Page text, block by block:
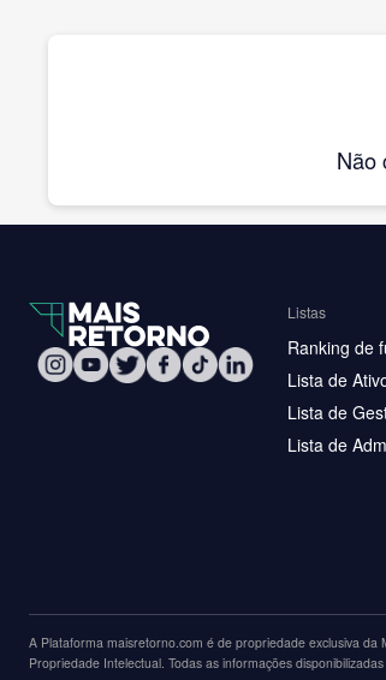
Não
Listas
Ranking de
Lista de
Lista de
Lista de
A Plataforma maisretorno.com é de propriedade exclusiva
Propriedade Intelectual. Todas as informações